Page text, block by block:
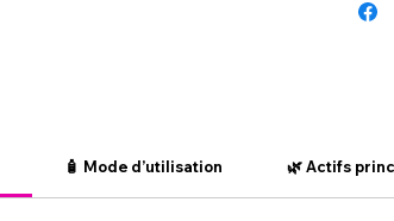
🧴 Mode d’utilisation 🌿 Actifs